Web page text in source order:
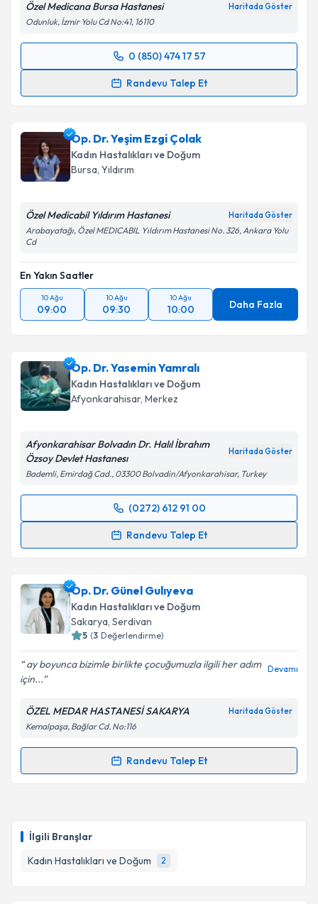
İlgili Branşlar
Kadın Hastalıkları ve Doğum
2
Özel Medicana Bursa Hastanesi Haritada Göster
Odunluk, İzmir Yolu Cd No:41, 16110
0 (850) 474 17 57
Randevu Talep Et
Randevu Takvimi Talebi
takvim hazırlandığında e-posta ile bilgilendireceğiz.
E-posta Adresiniz
Kişisel verilerimin işlenmesine ilişkinAydınlatma
kapsamda işlenmesini kabul ediyorum.
Takvim Talebini Gönder
Op. Dr. Yeşim Ezgi Çolak
Kadın Hastalıkları ve Doğum
Bursa, Yıldırım
Özel Medicabil Yıldırım Hastanesi Haritada Göster
Arabayatağı, Özel MEDICABIL Yıldırım Hastanesi No. 326, Ankara Yolu
Cd
En Yakın Saatler
10 Ağu
09:00
10 Ağu
09:30
10 Ağu
10:00 Daha Fazla
Op. Dr. Yasemin Yamralı
Kadın Hastalıkları ve Doğum
Afyonkarahisar, Merkez
Afyonkarahisar Bolvadın Dr. Halıl İbrahım
Özsoy Devlet Hastanesı
Haritada Göster
Bademli, Emirdağ Cad., 03300 Bolvadin/Afyonkarahisar, Turkey
(0272) 612 91 00
Randevu Talep Et
Randevu Takvimi Talebi
takvim hazırlandığında e-posta ile bilgilendireceğiz.
E-posta Adresiniz
'ni okudum ve kişisel verilerimin belirtilen
kapsamda işlenmesini kabul ediyorum.
Takvim Talebini Gönder
Op. Dr. Günel Gulıyeva
Kadın Hastalıkları ve Doğum
Sakarya, Serdivan
5 (3 Değerlendirme)
ay boyunca bizimle birlikte çocuğumuzla ilgili her adım
için...
Devamı
ÖZEL MEDAR HASTANESİ SAKARYA Haritada Göster
Kemalpaşa, Bağlar Cd. No:116
Randevu Talep Et
Randevu Takvimi Talebi
takvim hazırlandığında e-posta ile bilgilendireceğiz.